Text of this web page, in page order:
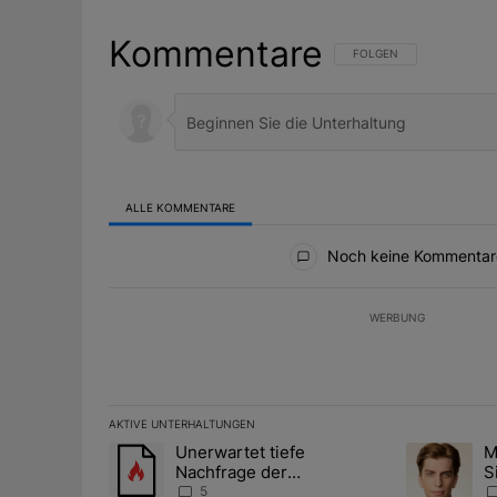
Kommentare FOLGE DIESER
FOLGEN
ALLE KOMMENTARE
Noch keine
WERBUNG
AKTIVE UNTERHALTUNGEN
Das Folgende ist eine Liste der am meisten
Ein Trendartikel mit dem Titel "Unerwartet tiefe
Unerwartet tiefe
Nachfrage der
Zentralbanken könnte
5
Ein